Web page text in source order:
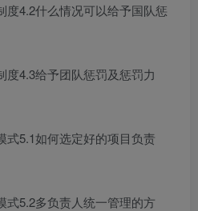
度4.2什么情况可以给予国队惩
度4.3给予团队惩罚及惩罚力
式5.1如何选定好的项目负责
式5.2多负责人统一管理的方